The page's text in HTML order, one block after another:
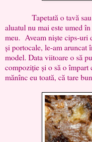
Tapetată o tavă sau
aluatul nu mai este umed
meu. Aveam niște cips-uri
și portocale, le-am aruncat
model. Data viitoare o să
compoziție și o să o împart
mănînc eu toată, că tare